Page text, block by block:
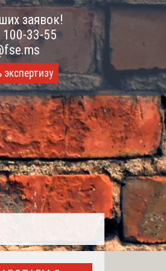
заявок!
100-33-55
экспертизу